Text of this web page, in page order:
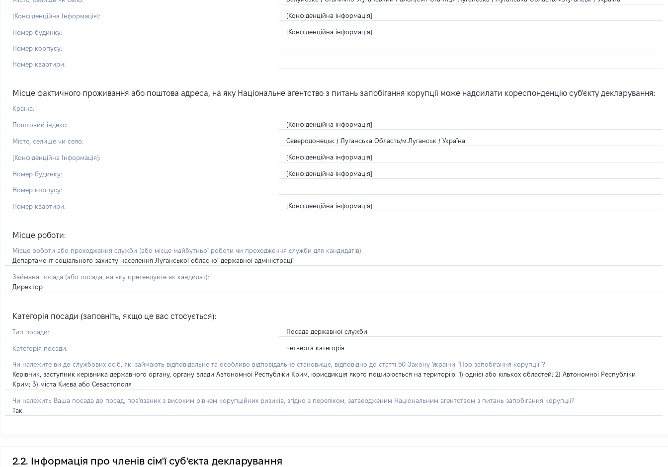
[Конфіденційна Інформація]: [Конфіденційна інформація]
Номер будинку: [Конфіденційна інформація]
Номер корпусу:
Номер квартири:
Місце фактичного проживання або поштова адреса, на яку Національне агентство з питань запобігання корупції може надсилати кореспонденцію суб'єкту декларування:
Країна:
Поштовий індекс: [Конфіденційна інформація]
Місто, селище чи село: Сєвєродонецьк / Луганська Область/м.Луганськ / Україна
[Конфіденційна Інформація]: [Конфіденційна інформація]
Номер будинку: [Конфіденційна інформація]
Номер корпусу:
Номер квартири: [Конфіденційна інформація]
Місце роботи:
Місце роботи або проходження служби (або місце майбутньої роботи чи проходження служби для кандидатів):
Департамент соціального захисту населення Луганської обласної державної адміністрації
Займана посада (або посада, на яку претендуєте як кандидат):
Директор
Категорія посади (заповніть, якщо це вас стосується):
Тип посади: Посада державної служби
Категорія посади: четверта категорія
Чи належите ви до службових осіб, які займають відповідальне та особливо відповідальне становище, відповідно до статті 50 Закону України “Про запобігання корупції”?
Керівник, заступник керівника державного органу, органу влади Автономної Республіки Крим, юрисдикція якого поширюється на територію: 1) однієї або кількох областей; 2) Автономної Республіки
Крим; 3) міста Києва або Севастополя
Чи належить Ваша посада до посад, пов'язаних з високим рівнем корупційних ризиків, згідно з переліком, затвердженим Національним агентством з питань запобігання корупції?
Так
2.2. Інформація про членів сім'ї суб'єкта декларування